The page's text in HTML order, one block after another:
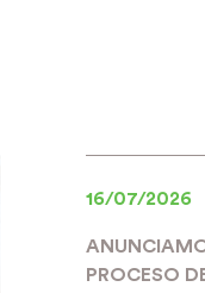
16/07/2026
PROCESO